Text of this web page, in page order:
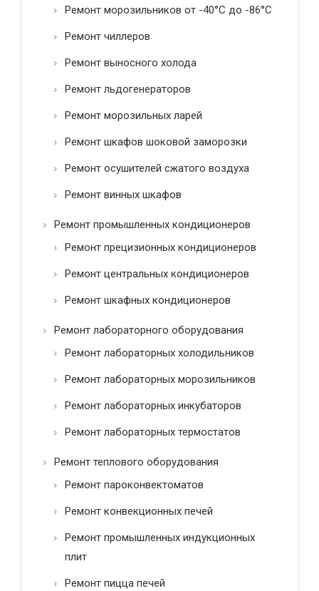
Ремонт морозильников от -40°C до -86°C
Ремонт чиллеров
Ремонт выносного холода
Ремонт льдогенераторов
Ремонт морозильных ларей
Ремонт шкафов шоковой заморозки
Ремонт осушителей сжатого воздуха
Ремонт винных шкафов
Ремонт промышленных кондиционеров
Ремонт прецизионных кондиционеров
Ремонт центральных кондиционеров
Ремонт шкафных кондиционеров
Ремонт лабораторного оборудования
Ремонт лабораторных холодильников
Ремонт лабораторных морозильников
Ремонт лабораторных инкубаторов
Ремонт лабораторных термостатов
Ремонт теплового оборудования
Ремонт пароконвектоматов
Ремонт конвекционных печей
Ремонт промышленных индукционных
плит
Ремонт пицца печей